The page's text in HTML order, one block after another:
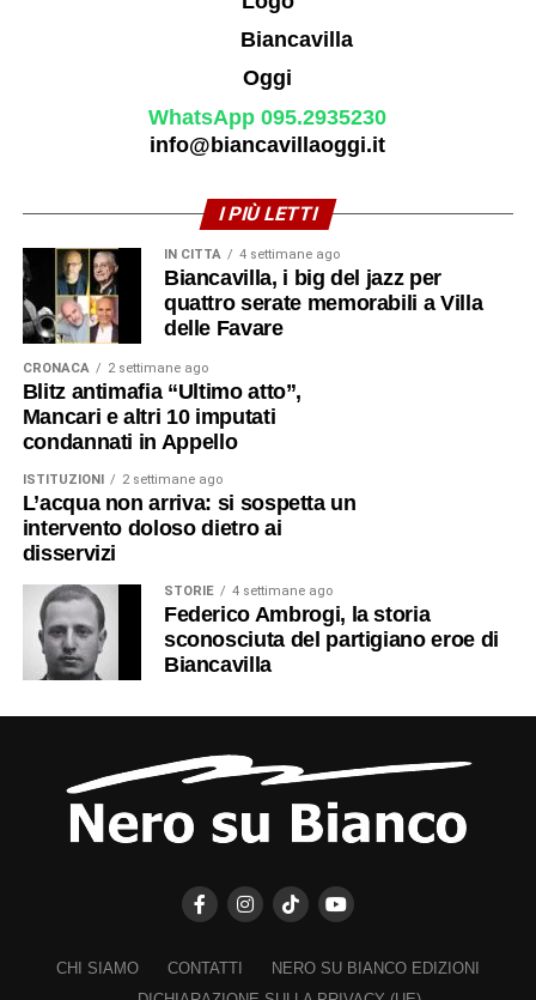
WhatsApp 095.2935230
info@biancavillaoggi.it
I PIÙ LETTI
IN CITTÀ 4 settimane ago
Biancavilla, i big del jazz per
quattro serate memorabili a Villa
delle Favare
CRONACA 2 settimane ago
Blitz antimafia “Ultimo atto”,
Mancari e altri 10 imputati
condannati in Appello
ISTITUZIONI 2 settimane ago
L’acqua non arriva: si sospetta un
intervento doloso dietro ai
disservizi
STORIE 4 settimane ago
Federico Ambrogi, la storia
sconosciuta del partigiano eroe di
Biancavilla
CHI SIAMO CONTATTI
NERO SU BIANCO EDIZIONI